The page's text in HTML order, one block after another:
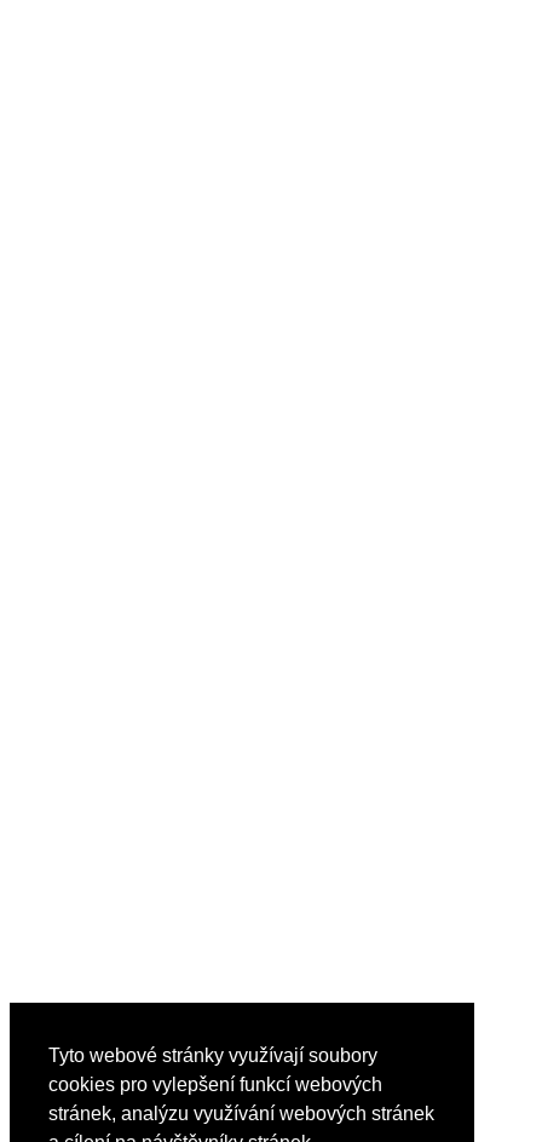
Tyto webové stránky využívají soubory
cookies pro vylepšení funkcí webových
stránek, analýzu využívání webových stránek